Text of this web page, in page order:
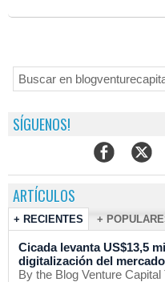
SÍGUENOS!
ARTÍCULOS
+ RECIENTES +
Cicada levanta US$13,5
digitalización del
By the Blog Venture Capital